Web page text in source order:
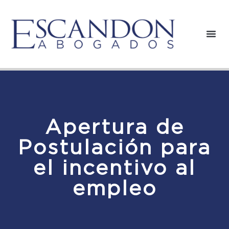
Apertura de
Postulación para
el incentivo al
empleo